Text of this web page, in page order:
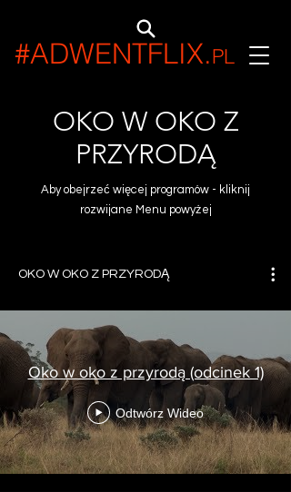
#ADWENTFLIX.PL
OKO W OKO Z
PRZYRODĄ
Aby obejrzeć więcej programów - kliknij
rozwijane Menu powyżej
OKO W OKO Z PRZYRODĄ
Oko w oko z przyrodą (odcinek 1)
Odtwórz Wideo